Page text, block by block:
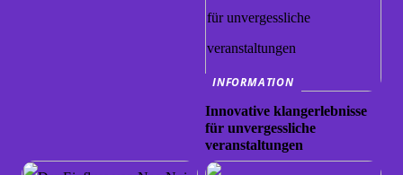
INFORMATION
Innovative klangerlebnisse
für unvergessliche
veranstaltungen